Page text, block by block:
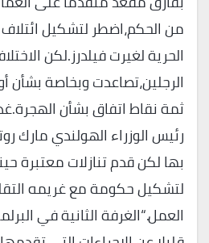
من الحكم،اضطر لتشكيل
الحرية لغيرت فيلدرز.لكن
الرجلين،تصاعدت وبخاصة بشأن
رئيس الوزراء الهولندي مارك
بها لكن قدم تنازلات معتبرة
لتشكيل حكومة مع غريمه
العمل.“الغرفة الثانية في